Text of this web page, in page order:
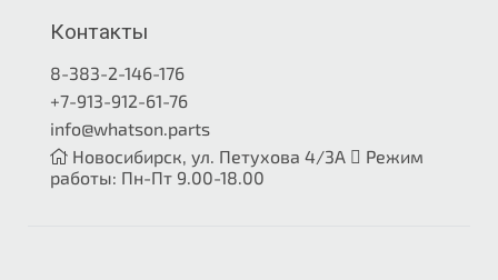
Контакты
8-383-2-146-176
+7-913-912-61-76
info@whatson.parts
Новосибирск, ул. Петухова 4/3А
Режим
работы: Пн-Пт 9.00-18.00